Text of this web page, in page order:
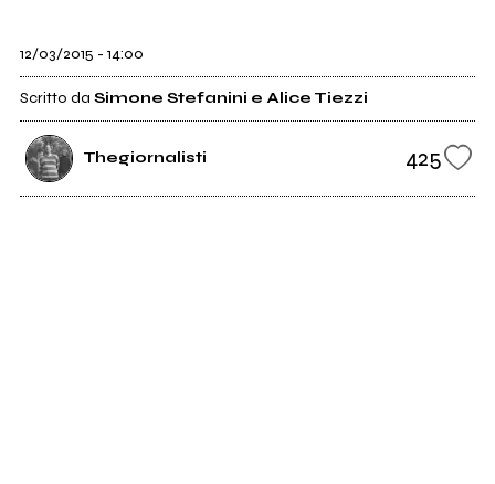
12/03/2015 - 14:00
Scritto da Simone Stefanini e Alice Tiezzi
Thegiornalisti 425